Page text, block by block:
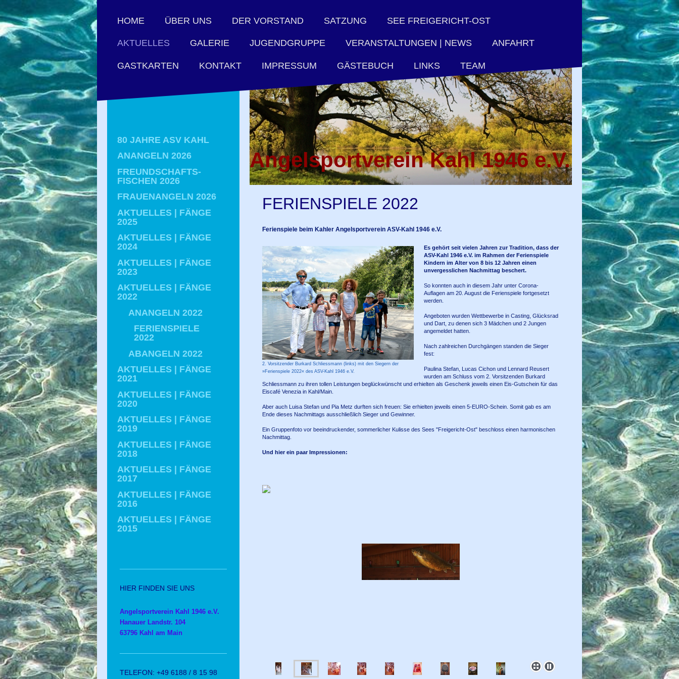
HOME ÜBER UNS DER VORSTAND SATZUNG SEE FREIGERICHT-OST
AKTUELLES GALERIE JUGENDGRUPPE VERANSTALTUNGEN | NEWS ANFAHRT
GASTKARTEN KONTAKT IMPRESSUM GÄSTEBUCH LINKS TEAM
Angelsportverein Kahl 1946 e.V.
FERIENSPIELE 2022
Ferienspiele beim Kahler Angelsportverein ASV-Kahl 1946 e.V.
2. Vorsitzender Burkard Schliessmann (links) mit den Siegern der
»Ferienspiele 2022« des ASV-Kahl 1946 e.V.
Es gehört seit vielen Jahren zur Tradition, dass der
ASV-Kahl 1946 e.V. im Rahmen der Ferienspiele
Kindern im Alter von 8 bis 12 Jahren einen
unvergesslichen Nachmittag beschert.
So konnten auch in diesem Jahr unter Corona-
Auflagen am 20. August die Ferienspiele fortgesetzt
werden.
Angeboten wurden Wettbewerbe in Casting, Glücksrad
und Dart, zu denen sich 3 Mädchen und 2 Jungen
angemeldet hatten.
Nach zahlreichen Durchgängen standen die Sieger
fest:
Paulina Stefan, Lucas Cichon und Lennard Reusert
wurden am Schluss vom 2. Vorsitzenden Burkard
Schliessmann zu ihren tollen Leistungen beglückwünscht und erhielten als Geschenk jeweils einen Eis-Gutschein für das
Eiscafé Venezia in Kahl/Main.
Aber auch Luisa Stefan und Pia Metz durften sich freuen: Sie erhielten jeweils einen 5-EURO-Schein. Somit gab es am
Ende dieses Nachmittags ausschließlich Sieger und Gewinner.
Ein Gruppenfoto vor beeindruckender, sommerlicher Kulisse des Sees "Freigericht-Ost" beschloss einen harmonischen
Nachmittag.
Und hier ein paar Impressionen:
80 JAHRE ASV KAHL
ANANGELN 2026
FREUNDSCHAFTS-
FISCHEN 2026
FRAUENANGELN 2026
AKTUELLES | FÄNGE
2025
AKTUELLES | FÄNGE
2024
AKTUELLES | FÄNGE
2023
AKTUELLES | FÄNGE
2022
ANANGELN 2022
FERIENSPIELE
2022
ABANGELN 2022
AKTUELLES | FÄNGE
2021
AKTUELLES | FÄNGE
2020
AKTUELLES | FÄNGE
2019
AKTUELLES | FÄNGE
2018
AKTUELLES | FÄNGE
2017
AKTUELLES | FÄNGE
2016
AKTUELLES | FÄNGE
2015
HIER FINDEN SIE UNS
Angelsportverein Kahl 1946 e.V.
Hanauer Landstr. 104
63796 Kahl am Main
TELEFON: +49 6188 / 8 15 98